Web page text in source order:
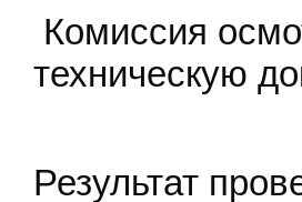
Комиссия
техническую
Результат